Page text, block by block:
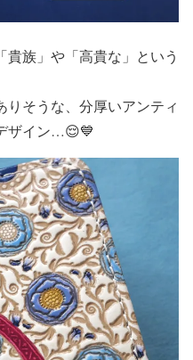
貴族」や「高貴な」という
りそうな、分厚いアンティ
ザイン…😌💙